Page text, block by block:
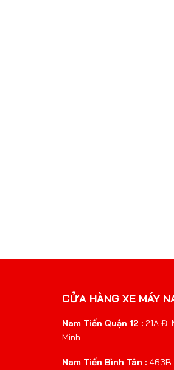
CỬA HÀNG XE MÁY
Nam Tiến Quận 12 : 21A Đ.
Minh
Nam Tiến Bình Tân : 463B